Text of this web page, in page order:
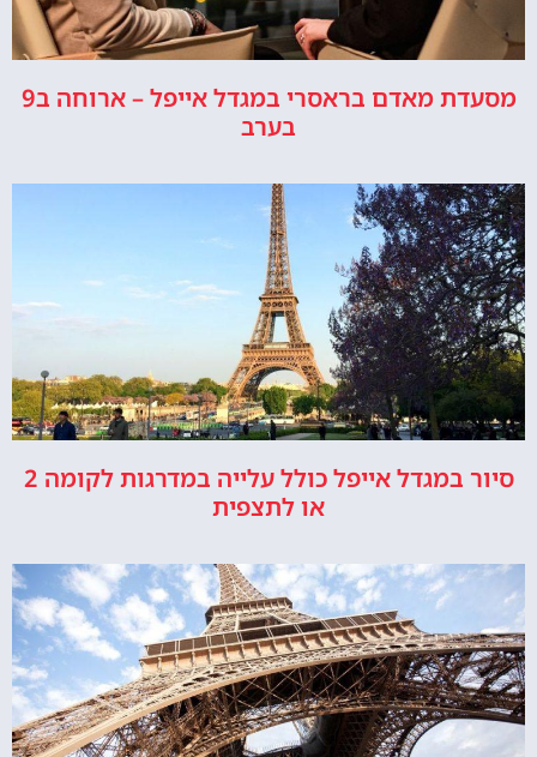
מסעדת מאדם בראסרי במגדל אייפל – ארוחה ב9
בערב
סיור במגדל אייפל כולל עלייה במדרגות לקומה 2
או לתצפית